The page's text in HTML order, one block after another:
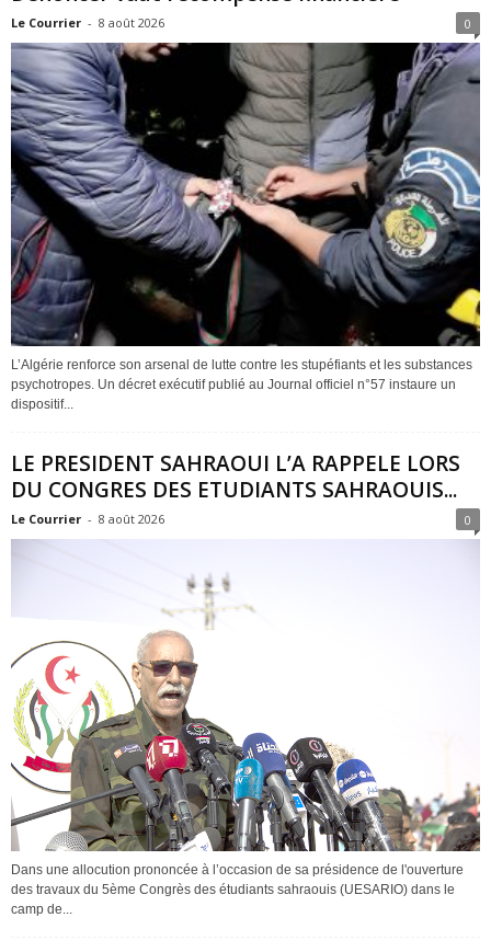
Le Courrier - 8 août 2026 0
L’Algérie renforce son arsenal de lutte contre les stupéfiants et les substances
psychotropes. Un décret exécutif publié au Journal officiel n°57 instaure un
dispositif...
LE PRESIDENT SAHRAOUI L’A RAPPELE LORS
DU CONGRES DES ETUDIANTS SAHRAOUIS...
Le Courrier - 8 août 2026 0
Dans une allocution prononcée à l’occasion de sa présidence de l'ouverture
des travaux du 5ème Congrès des étudiants sahraouis (UESARIO) dans le
camp de...